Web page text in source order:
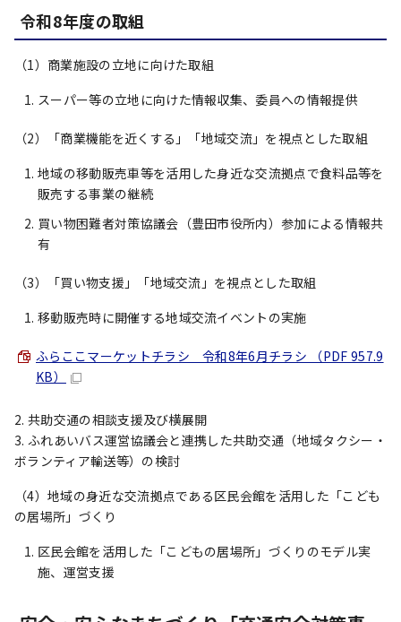
令和8年度の取組
（1）商業施設の立地に向けた取組
スーパー等の立地に向けた情報収集、委員への情報提供
（2）「商業機能を近くする」「地域交流」を視点とした取組
地域の移動販売車等を活用した身近な交流拠点で食料品等を
販売する事業の継続
買い物困難者対策協議会（豊田市役所内）参加による情報共
有
（3）「買い物支援」「地域交流」を視点とした取組
移動販売時に開催する地域交流イベントの実施
ふらここマーケットチラシ 令和8年6月チラシ （PDF 957.9
KB）
2. 共助交通の相談支援及び横展開
3. ふれあいバス運営協議会と連携した共助交通（地域タクシー・
ボランティア輸送等）の検討
（4）地域の身近な交流拠点である区民会館を活用した「こども
の居場所」づくり
区民会館を活用した「こどもの居場所」づくりのモデル実
施、運営支援